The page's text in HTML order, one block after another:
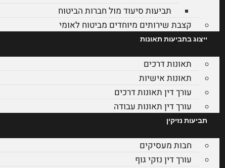
תביעות סיעוד מול חברות הביטוח
קצבת שירותים מיוחדים מביטוח לאומי
ייצוג בתביעות תאונות
תאונות דרכים
תאונות אישיות
עורך דין תאונות דרכים
עורך דין תאונות עבודה
תביעות נזיקין
חבות מעסיקים
עורך דין נזקי גוף